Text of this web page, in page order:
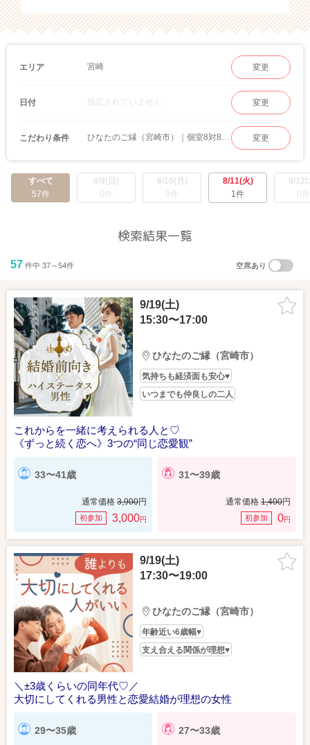
エリア 宮崎 変更
日付 指定されていません 変更
こだわり条件 ひなたのご縁（宮崎市）｜個室8対8 婚活パーティー 変更
すべて
57件
8/9(日)
0件
8/10(月)
0件
8/11(火)
1件
8/12(
0件
検索結果一覧
57 件中 37～54件 空席あり
9/19(土)
15:30〜17:00
ひなたのご縁（宮崎市）
気持ちも経済面も安心♥
いつまでも仲良しの二人
これからを一緒に考えられる人と♡
《ずっと続く恋へ》3つの“同じ恋愛観”
33〜41歳
通常価格 3,900円
初参加 3,000円
31〜39歳
通常価格 1,400円
初参加 0円
9/19(土)
17:30〜19:00
ひなたのご縁（宮崎市）
年齢近い6歳幅♥
支え合える関係が理想♥
＼±3歳くらいの同年代♡／
大切にしてくれる男性と恋愛結婚が理想の女性
29〜35歳 27〜33歳